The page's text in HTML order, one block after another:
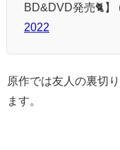
BD&DVD発売🐈】
2022
原作では友人の裏切
ます。